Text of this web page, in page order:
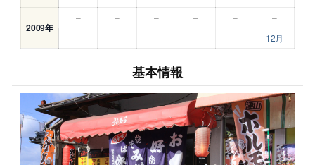
2009年
– – – – –
–
–
– – – – 12月
基本情報